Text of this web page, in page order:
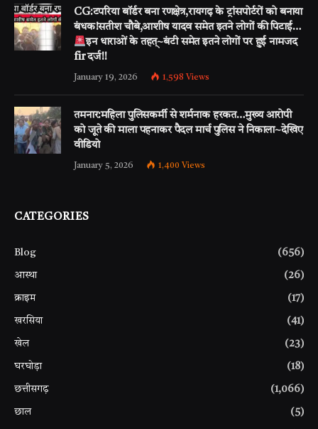
CG:टपरिया बॉर्डर बना रणक्षेत्र,रायगढ़ के ट्रांसपोर्टरों को बनाया
बंधक!सतीश चौबे,आशीष यादव समेत इतने लोगों की पिटाई…
इन धाराओं के तहत्~बंटी समेत इतने लोगों पर हुई नामजद
fir दर्ज!!
January 19, 2026 1,598 Views
तमनार:महिला पुलिसकर्मी से शर्मनाक हरकत…मुख्य आरोपी
को जूते की माला पहनाकर पैदल मार्च पुलिस ने निकाला~देखिए
वीडियो
January 5, 2026 1,400 Views
CATEGORIES
Blog (656)
आस्था (26)
क्राइम (17)
खरसिया (41)
खेल (23)
घरघोड़ा (18)
छत्तीसगढ़ (1,066)
छाल (5)